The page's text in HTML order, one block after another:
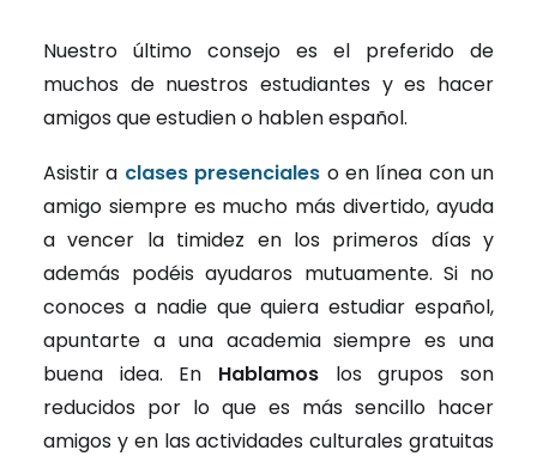
Nuestro último consejo es el preferido de
muchos de nuestros estudiantes y es hacer
amigos que estudien o hablen español.
Asistir a clases presenciales o en línea con un
amigo siempre es mucho más divertido, ayuda
a vencer la timidez en los primeros días y
además podéis ayudaros mutuamente. Si no
conoces a nadie que quiera estudiar español,
apuntarte a una academia siempre es una
buena idea. En Hablamos los grupos son
reducidos por lo que es más sencillo hacer
amigos y en las actividades culturales gratuitas